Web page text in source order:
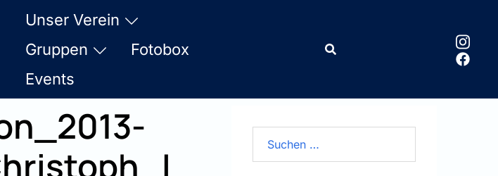
Unser Verein
Gruppen
Fotobox
Events
nach: